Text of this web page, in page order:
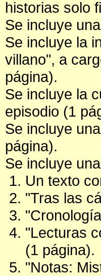
historias solo
Se incluye
Se incluye la
villano", a
página).
Se incluye la
episodio (1
Se incluye
página).
Se incluye
Un texto
"Tras las
"Lecturas
(1 página).
"Notas: